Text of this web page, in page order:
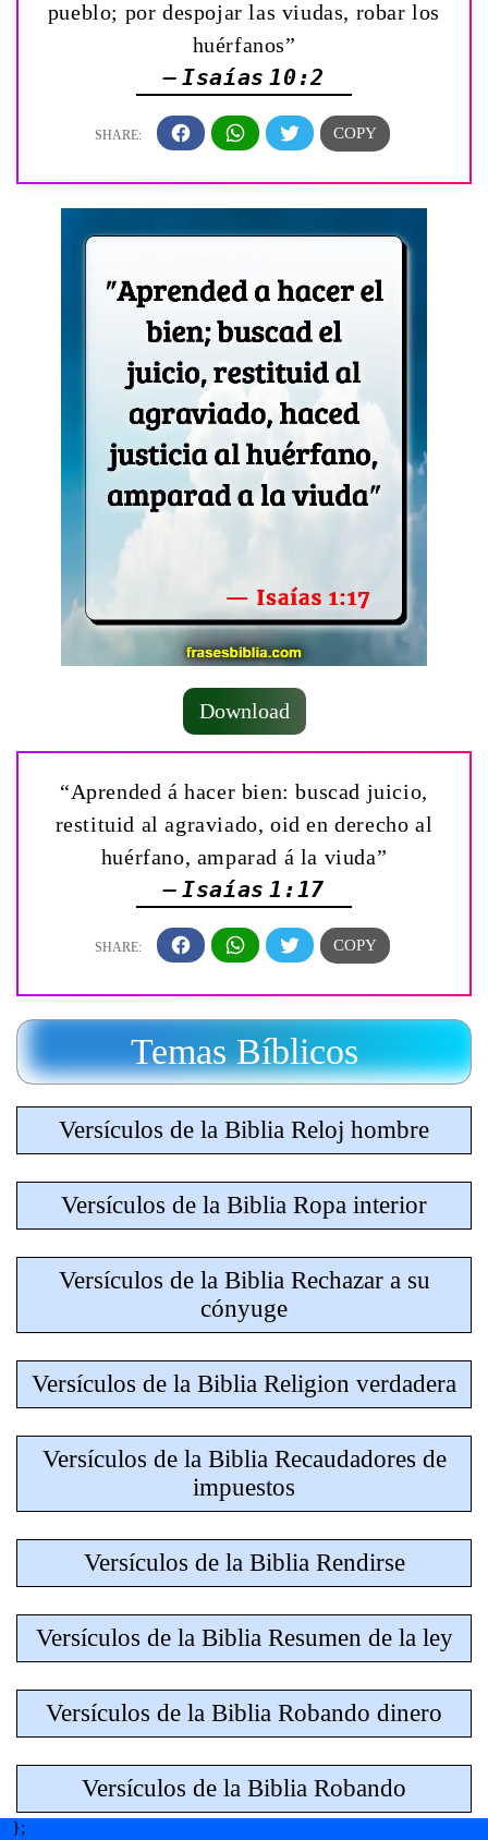
pueblo; por despojar las viudas, robar los
huérfanos”
— Isaías 10:2
Download
“Aprended á hacer bien: buscad juicio,
restituid al agraviado, oid en derecho al
huérfano, amparad á la viuda”
— Isaías 1:17
Temas Bíblicos
Versículos de la Biblia Reloj hombre
Versículos de la Biblia Ropa interior
Versículos de la Biblia Rechazar a su
cónyuge
Versículos de la Biblia Religion verdadera
Versículos de la Biblia Recaudadores de
impuestos
Versículos de la Biblia Rendirse
Versículos de la Biblia Resumen de la ley
Versículos de la Biblia Robando dinero
Versículos de la Biblia Robando
};